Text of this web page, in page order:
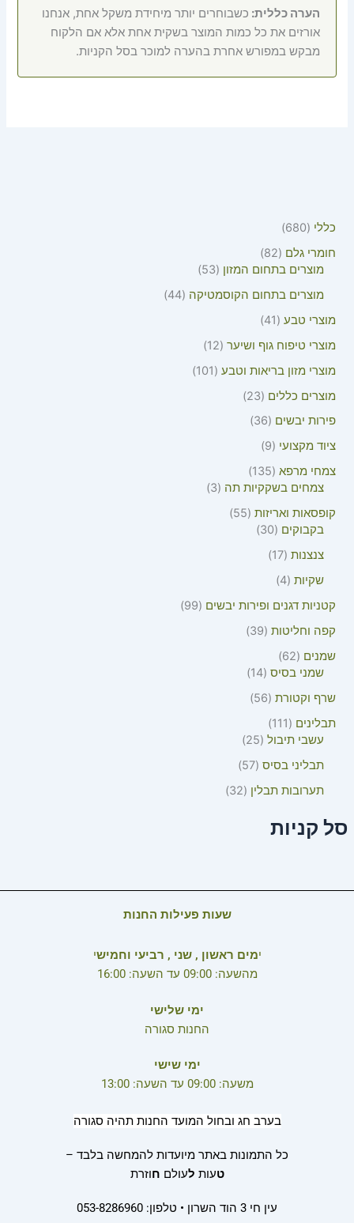
כללי
680
חומרי גלם
82
מוצרים בתחום המזון
53
מוצרים בתחום הקוסמטיקה 44
מוצרי טבע
41
מוצרי טיפוח גוף ושיער 12
מוצרי מזון בריאות וטבע
101
מוצרים כללים
23
פירות יבשים
36
ציוד מקצועי
9
צמחי מרפא 135
צמחים בשקקיות תה
3
קופסאות ואריזות 55
בקבוקים
30
צנצנות 17
שקיות 4
קטניות דגנים ופירות יבשים
99
קפה וחליטות 39
שמנים
62
שמני בסיס 14
שרף וקטורת 56
תבלינים
111
עשבי תיבול 25
תבליני בסיס 57
תערובות תבלין
32
סל קניות
הערה כללית: כשבוחרים יותר מיחידת משקל אחת, אנחנו
אורזים את כל כמות המוצר בשקית אחת אלא אם הלקוח
מבקש במפורש אחרת בהערה למוכר בסל הקניות.
שעות פעילות החנות
ימים ראשון , שני , רביעי וחמישי
מהשעה: 09:00 עד השעה: 16:00
ימי שלישי
החנות סגורה
ימי שישי
משעה: 09:00 עד השעה: 13:00
בערב חג ובחול המועד החנות תהיה סגורה
כל התמונות באתר מיועדות להמחשה בלבד –
טעות לעולם חוזרת
עין חי 3 הוד השרון • טלפון: 053-8286960